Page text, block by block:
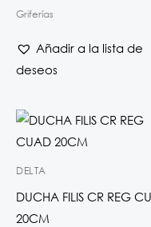
Griferías
Añadir a la lista de
deseos
DELTA
DUCHA FILIS CR REG
20CM